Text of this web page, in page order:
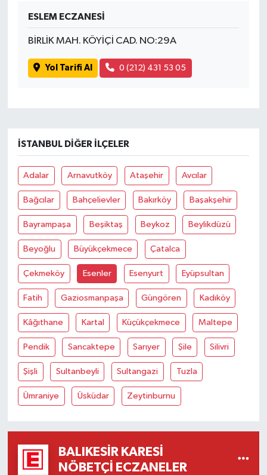
ESLEM ECZANESİ
BİRLİK MAH. KÖYİÇİ CAD. NO:29A
Yol Tarifi Al 0 (212) 431 53 05
İSTANBUL DIĞER İLÇELER
Adalar Arnavutköy Ataşehir Avcılar
Bağcılar Bahçelievler Bakırköy Başakşehir
Bayrampaşa Beşiktaş Beykoz Beylikdüzü
Beyoğlu Büyükçekmece Çatalca
Çekmeköy Esenler Esenyurt Eyüpsultan
Fatih Gaziosmanpaşa Güngören Kadıköy
Kâğıthane Kartal Küçükçekmece Maltepe
Pendik Sancaktepe Sarıyer Şile Silivri
Şişli Sultanbeyli Sultangazi Tuzla
Ümraniye Üsküdar Zeytinburnu
BALIKESIR KARESI
NÖBETÇI ECZANELER
MAGAZİN
MANŞET
OTOMOTİV
Resmi İlanlar
SAĞLIK
Savaştepe
SEYAHAT
SİYASET
Sındırgı
SPOR
SÜRMANŞET
TARİHTE BUGÜN